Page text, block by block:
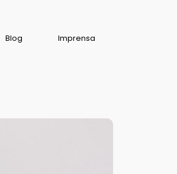
Blog Imprensa